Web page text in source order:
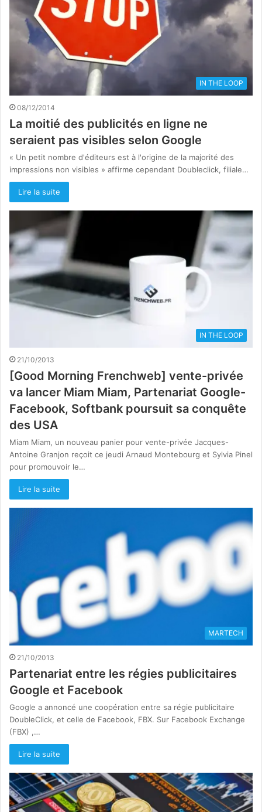
IN THE LOOP
08/12/2014
La moitié des publicités en ligne ne
seraient pas visibles selon Google
« Un petit nombre d'éditeurs est à l'origine de la majorité des
impressions non visibles » affirme cependant Doubleclick, filiale…
Lire la suite
IN THE LOOP
21/10/2013
[Good Morning Frenchweb] vente-privée
va lancer Miam Miam, Partenariat Google-
Facebook, Softbank poursuit sa conquête
des USA
Miam Miam, un nouveau panier pour vente-privée Jacques-
Antoine Granjon reçoit ce jeudi Arnaud Montebourg et Sylvia Pinel
pour promouvoir le…
Lire la suite
MARTECH
21/10/2013
Partenariat entre les régies publicitaires
Google et Facebook
Google a annoncé une coopération entre sa régie publicitaire
DoubleClick, et celle de Facebook, FBX. Sur Facebook Exchange
(FBX) ,…
Lire la suite